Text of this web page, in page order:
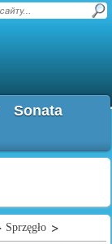
Sonata
Sprzęgło